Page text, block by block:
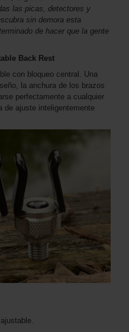
las picas, detectores y
sin demora esta
de hacer que la gente
Back Rest
con bloqueo central. Una
la anchura de los brazos
perfectamente a cualquier
de ajuste inteligentemente